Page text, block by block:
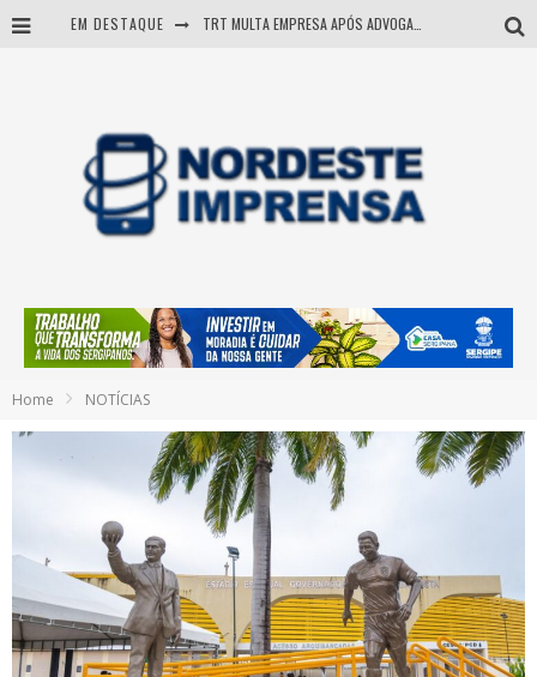
EM DESTAQUE TRT MULTA EMPRESA APÓS ADVOGADA USAR IA E INVENTAR PRECEDENTES JUDICIAIS
Mulher morre durante operação contra grupo investigado por roubo de cargas e tráfico de drogas em Sergipe
Home NOTÍCIAS